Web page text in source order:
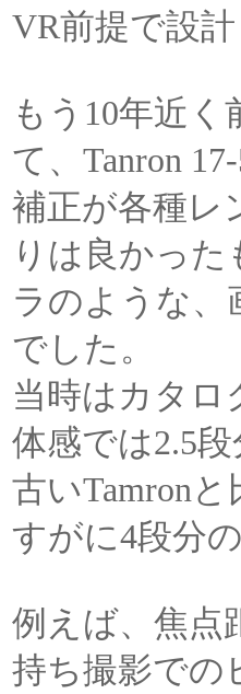
VR前提で設
もう10年近
て、Tanron
補正が各種レ
りは良かっ
ラのような、
でした。
当時はカタロ
体感では2.5
古いTamron
すがに4段分
例えば、焦点
持ち撮影での